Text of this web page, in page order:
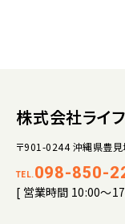
株式会社ライ
〒901-0244 沖縄県豊見
TEL. 098-850-
[ 営業時間 10:00～